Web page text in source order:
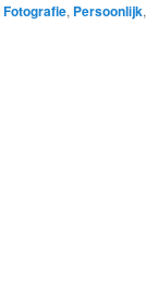
Fotografie, Persoonlijk,